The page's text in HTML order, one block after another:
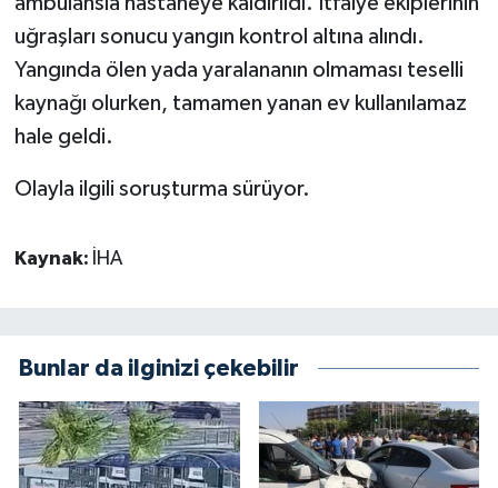
uğraşları sonucu yangın kontrol altına alındı.
Yangında ölen yada yaralananın olmaması teselli
kaynağı olurken, tamamen yanan ev kullanılamaz
hale geldi.
Olayla ilgili soruşturma sürüyor.
Kaynak: İHA
Bunlar da ilginizi çekebilir